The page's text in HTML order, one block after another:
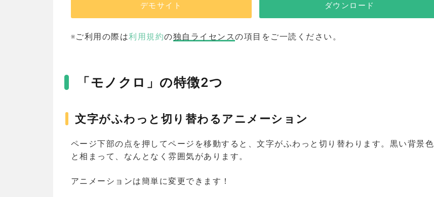
デモサイト ダウンロード
※ご利用の際は利用規約の独自ライセンスの項目をご一読ください。
「モノクロ」の特徴2つ
文字がふわっと切り替わるアニメーション
ページ下部の点を押してページを移動すると、文字がふわっと切り替わります。黒い背景色
と相まって、なんとなく雰囲気があります。
アニメーションは簡単に変更できます！